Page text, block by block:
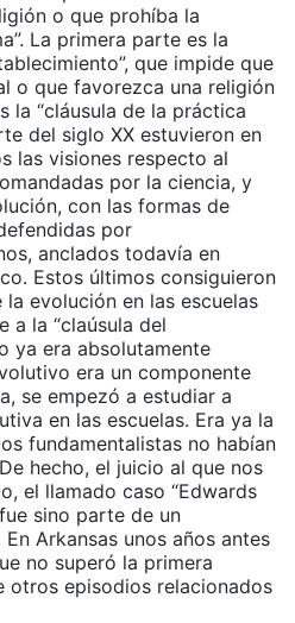
o que prohíba la
La primera parte es la
que impide que
o que favorezca una religión
la “cláusula de la práctica
del siglo XX estuvieron en
las visiones respecto al
por la ciencia, y
con las formas de
por
anclados todavía en
Estos últimos consiguieron
evolución en las escuelas
a la “claúsula del
ya era absolutamente
era un componente
se empezó a estudiar a
en las escuelas. Era ya la
fundamentalistas no habían
hecho, el juicio al que nos
el llamado caso “Edwards
sino parte de un
Arkansas unos años antes
no superó la primera
otros episodios relacionados